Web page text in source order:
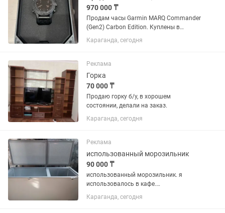
970 000 ₸
Продам часы Garmin MARQ Commander
(Gen2) Carbon Edition. Куплены в
октябре 2025 года у официального
представителя в Казахстане. Гарантия
Состояние хорошее. Полная...
Караганда, сегодня
Реклама
Горка
70 000 ₸
Продаю горку б/у, в хорошем
состоянии, делали на заказ.
Караганда, сегодня
Реклама
использованный морозильник
90 000 ₸
использованный морозильник. я
использовалось в кафе.
ширина.....170cm сторона.......66cm
Высота........ 77cm в хорошем
Караганда, сегодня